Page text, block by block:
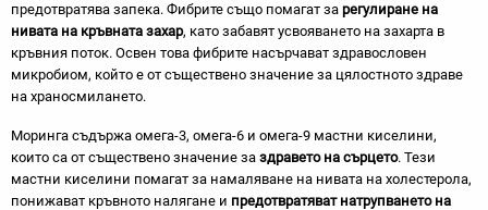
предотвратява запека. Фибрите също помагат за регулиране на
нивата на кръвната захар, като забавят усвояването на захарта в
кръвния поток. Освен това фибрите насърчават здравословен
микробиом, който е от съществено значение за цялостното здраве
на храносмилането.
Моринга съдържа омега-3, омега-6 и омега-9 мастни киселини,
които са от съществено значение за здравето на сърцето. Тези
мастни киселини помагат за намаляване на нивата на холестерола,
понижават кръвното налягане и предотвратяват натрупването на